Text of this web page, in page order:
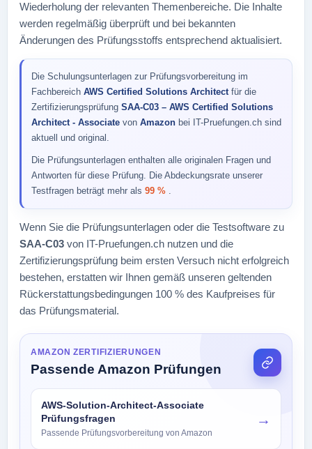
Wiederholung der relevanten Themenbereiche. Die Inhalte
werden regelmäßig überprüft und bei bekannten
Änderungen des Prüfungsstoffs entsprechend aktualisiert.
Die Schulungsunterlagen zur Prüfungsvorbereitung im
Fachbereich AWS Certified Solutions Architect für die
Zertifizierungsprüfung SAA-C03 – AWS Certified Solutions
Architect - Associate von Amazon bei IT-Pruefungen.ch sind
aktuell und original.
Die Prüfungsunterlagen enthalten alle originalen Fragen und
Antworten für diese Prüfung. Die Abdeckungsrate unserer
Testfragen beträgt mehr als 99 % .
Wenn Sie die Prüfungsunterlagen oder die Testsoftware zu
SAA-C03 von IT-Pruefungen.ch nutzen und die
Zertifizierungsprüfung beim ersten Versuch nicht erfolgreich
bestehen, erstatten wir Ihnen gemäß unseren geltenden
Rückerstattungsbedingungen 100 % des Kaufpreises für
das Prüfungsmaterial.
AMAZON ZERTIFIZIERUNGEN
Passende Amazon Prüfungen
AWS-Solution-Architect-Associate
Prüfungsfragen
Passende Prüfungsvorbereitung von Amazon
→